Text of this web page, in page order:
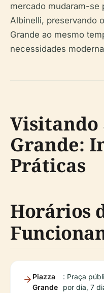
mercado mudaram-se
Albinelli, preservando
Grande ao mesmo
necessidades
Visitando
Grande:
Práticas
Horários
Piazza
Grande
: Praça
por dia, 7